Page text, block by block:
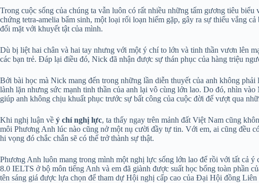
Trong cuộc sống của chúng ta vẫn luôn có rất nhiều những tấm gương tiêu
chứng tetra-amelia bẩm sinh, một loại rối loạn hiếm gặp, gây ra sự thiếu vắng
đối mặt với khuyết tật của mình.
Dù bị liệt hai chân và hai tay nhưng với một ý chí to lớn và tinh thần vươn lên
các bạn trẻ. Đáp lại điều đó, Nick đã nhận được sự thán phục của hàng triệu
Bởi bài học mà Nick mang đến trong những lần diễn thuyết của anh không
lành lặn nhưng sức mạnh tinh thần của anh lại vô cùng lớn lao. Do đó, nhìn
giúp anh không chịu khuất phục trước sự bất công của cuộc đời để vượt qua
Khi nghị luận về ý chí nghị lực, ta thấy ngay trên mảnh đất Việt Nam cũng
môi Phương Anh lúc nào cũng nở một nụ cười đầy tự tin. Với em, ai cũng đều
hi vọng đó chắc chắn sẽ có thể trở thành sự thật.
Phương Anh luôn mang trong mình một nghị lực sống lớn lao để rồi với tất cả
8.0 IELTS ở bộ môn tiếng Anh và em đã giành được suất học bổng toàn phần
tên sáng giá được lựa chọn để tham dự Hội nghị cấp cao của Đại Hội đồng